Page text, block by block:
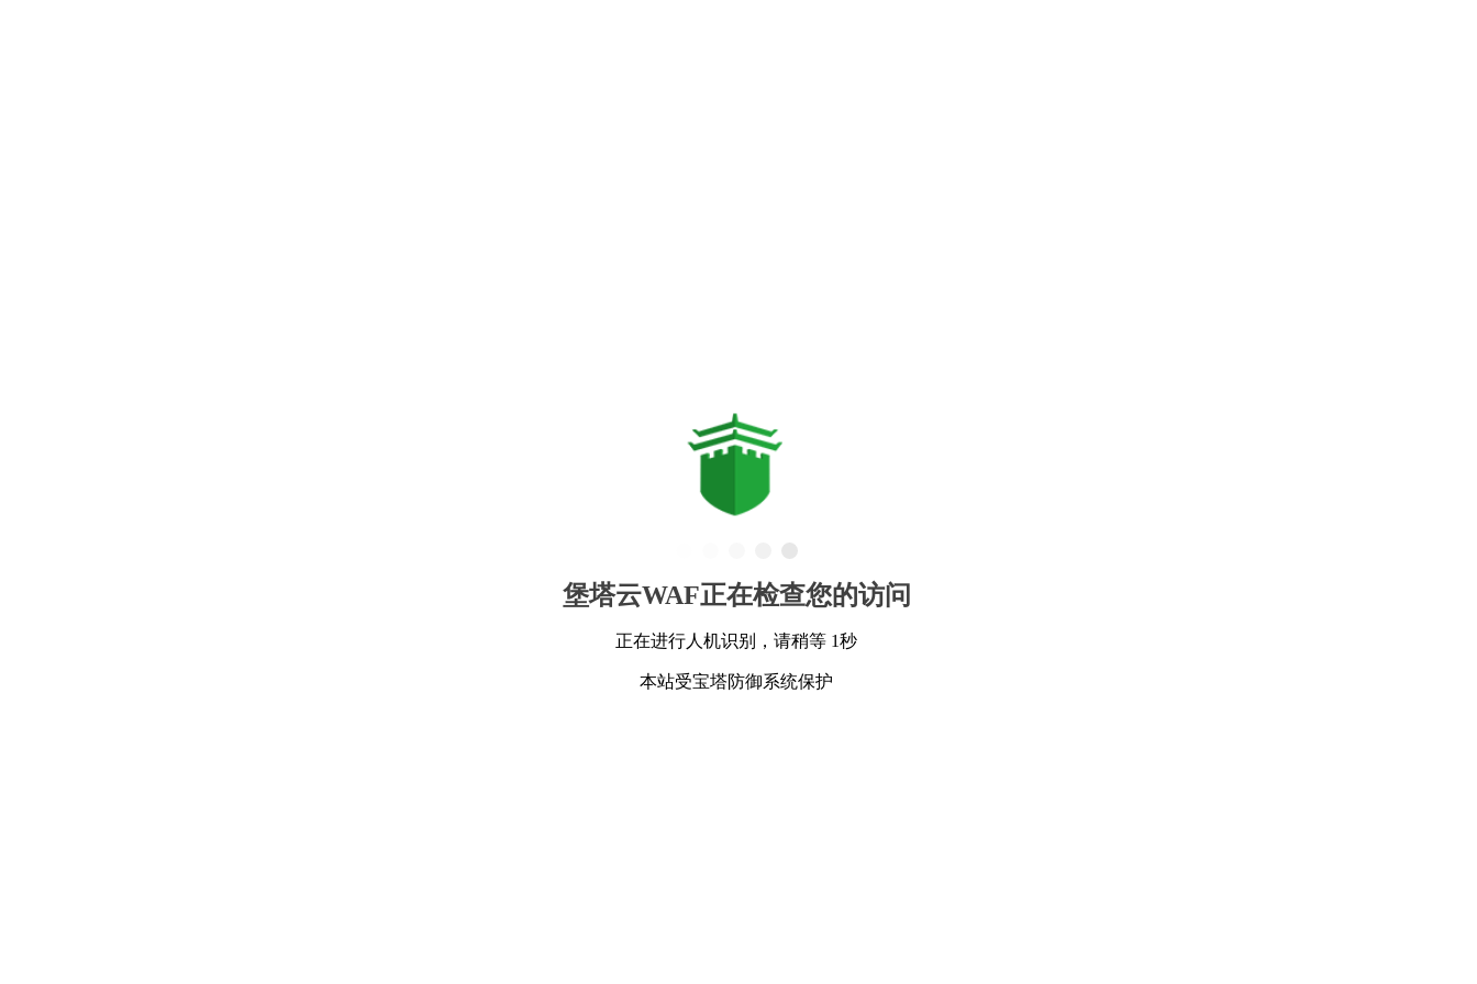
堡塔云WAF正在检查您的访问
正在进行人机识别，请稍等 1秒
本站受宝塔防御系统保护